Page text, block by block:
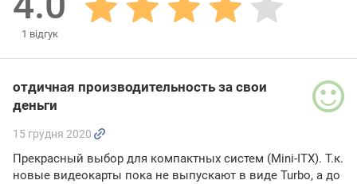
1 відгук
отдичная производительность за свои
деньги
15 грудня 2020
Прекрасный выбор для компактных систем (Mini-ITX). Т.к.
новые видеокарты пока не выпускают в виде Turbо, а до